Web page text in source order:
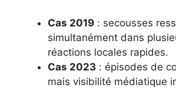
Cas 2019 : secousses
simultanément dans
réactions locales rapides.
Cas 2023 : épisodes de
mais visibilité médiatique